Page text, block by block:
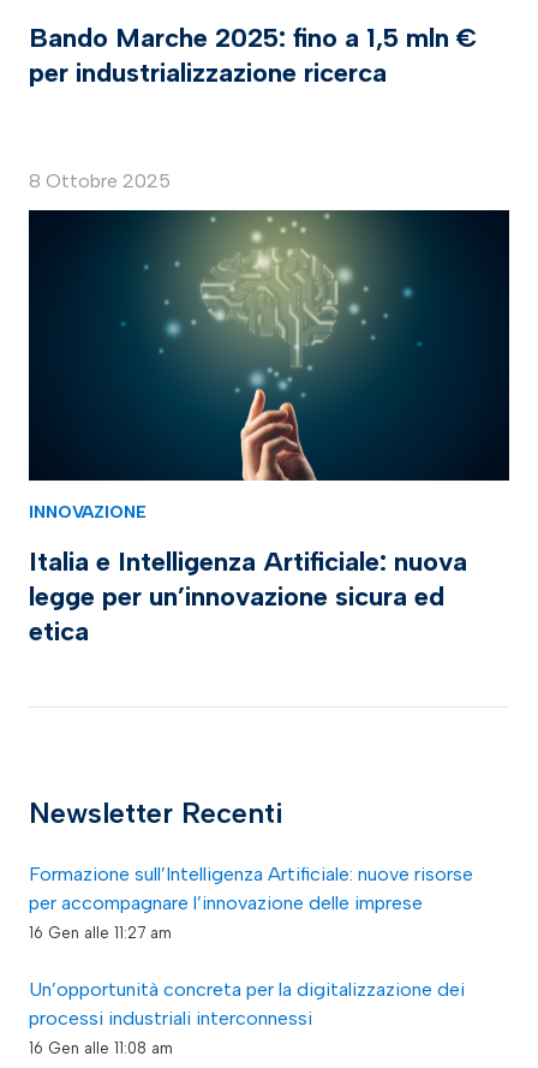
Bando Marche 2025: fino a 1,5 mln €
per industrializzazione ricerca
8 Ottobre 2025
INNOVAZIONE
Italia e Intelligenza Artificiale: nuova
legge per un’innovazione sicura ed
etica
Newsletter Recenti
Formazione sull’Intelligenza Artificiale: nuove risorse
per accompagnare l’innovazione delle imprese
16 Gen alle 11:27 am
Un’opportunità concreta per la digitalizzazione dei
processi industriali interconnessi
16 Gen alle 11:08 am